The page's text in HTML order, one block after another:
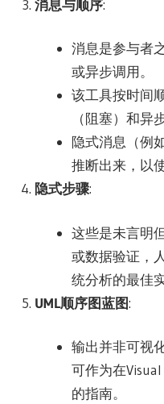
消息与顺序:
消息是参与者
或异步调用。
该工具按时间
（阻塞）和异
隐式消息（例
推断出来，以
隐式步骤:
这些是未言明
或数据验证，
统分析的最佳
UML顺序图蓝图:
输出并非可视
可作为在
的指南。